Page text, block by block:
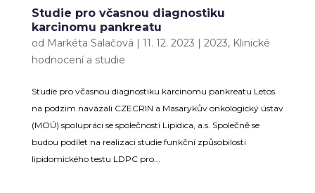
Studie pro včasnou diagnostiku
karcinomu pankreatu
od Markéta Salačová | 11. 12. 2023 | 2023, Klinické
hodnocení a studie
Studie pro včasnou diagnostiku karcinomu pankreatu Letos
na podzim navázali CZECRIN a Masarykův onkologický ústav
(MOÚ) spolupráci se společností Lipidica, a.s. Společně se
budou podílet na realizaci studie funkční způsobilosti
lipidomického testu LDPC pro...